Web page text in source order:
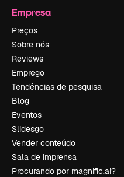
Empresa
Preços
Sobre nós
Reviews
Emprego
Tendências de pesquisa
Blog
Eventos
Slidesgo
Vender conteúdo
Sala de imprensa
Procurando por magnific.ai?